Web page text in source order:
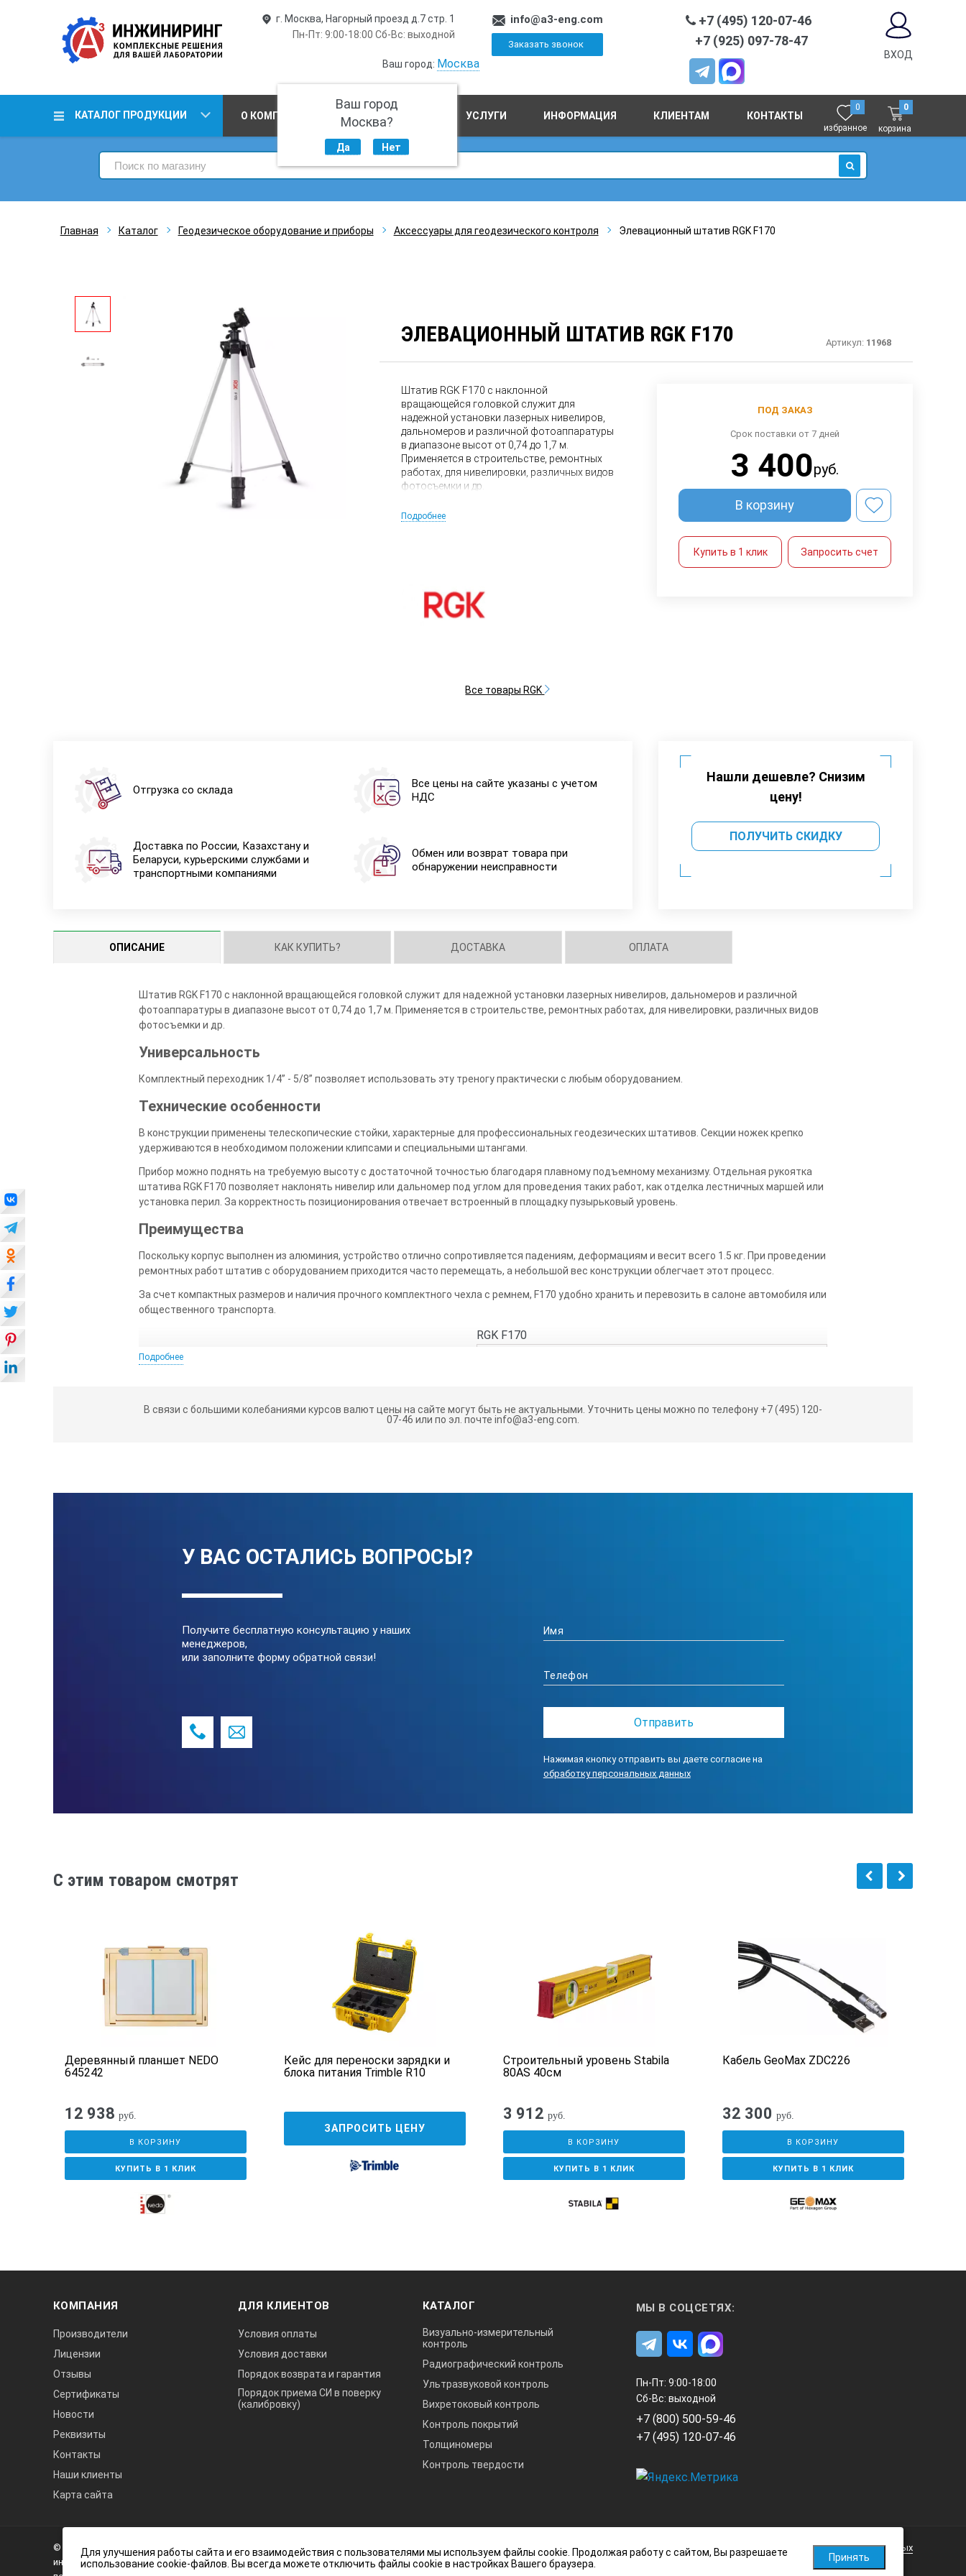
г. Москва, Нагорный проезд д.7 стр. 1
Пн-Пт: 9:00-18:00 Сб-Вс: выходной
Ваш город: Москва
Ваш город
Москва?
Да Нет
info@a3-eng.com
Заказать звонок
+7 (495) 120-07-46
+7 (925) 097-78-47
ВХОД
КАТАЛОГ ПРОДУКЦИИ О КОМПАНИИ ПРОИЗВОДСТВО УСЛУГИ ИНФОРМАЦИЯ КЛИЕНТАМ КОНТАКТЫ
0
избранное
0
корзина
ИСКАТЬ
Главная Каталог Геодезическое оборудование и приборы Аксессуары для геодезического контроля Элевационный штатив RGK F170
ЭЛЕВАЦИОННЫЙ ШТАТИВ RGK F170 Артикул: 11968
Штатив RGK F170 с наклонной
вращающейся головкой служит для
надежной установки лазерных нивелиров,
дальномеров и различной фотоаппаратуры
в диапазоне высот от 0,74 до 1,7 м.
Применяется в строительстве, ремонтных
работах, для нивелировки, различных видов
фотосъемки и др.
Подробнее
Все товары RGK
ПОД ЗАКАЗ
Срок поставки от 7 дней
3 400руб.
В корзину
Купить в 1 клик Запросить счет
Отгрузка со склада
Все цены на сайте указаны с учетом
НДС
Доставка по России, Казахстану и
Беларуси, курьерскими службами и
транспортными компаниями
Обмен или возврат товара при
обнаружении неисправности
Нашли дешевле? Снизим
цену!
ПОЛУЧИТЬ СКИДКУ
ОПИСАНИЕ КАК КУПИТЬ? ДОСТАВКА ОПЛАТА
Штатив RGK F170 с наклонной вращающейся головкой служит для надежной установки лазерных нивелиров, дальномеров и различной
фотоаппаратуры в диапазоне высот от 0,74 до 1,7 м. Применяется в строительстве, ремонтных работах, для нивелировки, различных видов
фотосъемки и др.
Универсальность
Комплектный переходник 1/4” - 5/8” позволяет использовать эту треногу практически с любым оборудованием.
Технические особенности
В конструкции применены телескопические стойки, характерные для профессиональных геодезических штативов. Секции ножек крепко
удерживаются в необходимом положении клипсами и специальными штангами.
Прибор можно поднять на требуемую высоту с достаточной точностью благодаря плавному подъемному механизму. Отдельная рукоятка
штатива RGK F170 позволяет наклонять нивелир или дальномер под углом для проведения таких работ, как отделка лестничных маршей или
установка перил. За корректность позиционирования отвечает встроенный в площадку пузырьковый уровень.
Преимущества
Поскольку корпус выполнен из алюминия, устройство отлично сопротивляется падениям, деформациям и весит всего 1.5 кг. При проведении
ремонтных работ штатив с оборудованием приходится часто перемещать, а небольшой вес конструкции облегчает этот процесс.
За счет компактных размеров и наличия прочного комплектного чехла с ремнем, F170 удобно хранить и перевозить в салоне автомобиля или
общественного транспорта.
RGK F170
Применение
от 0,74 до 1,7 м
Масса 1,5 кг
Подробнее
В связи с большими колебаниями курсов валют цены на сайте могут быть не актуальными. Уточнить цены можно по телефону +7 (495) 120-
07-46 или по эл. почте info@a3-eng.com.
У ВАС ОСТАЛИСЬ ВОПРОСЫ?
Получите бесплатную консультацию у наших
менеджеров,
или заполните форму обратной связи!
Нажимая кнопку отправить вы даете согласие на
обработку персональных данных
C этим товаром смотрят
Деревянный планшет NEDO
645242
12 938 руб.
В КОРЗИНУ
КУПИТЬ В 1 КЛИК
Кейс для переноски зарядки и
блока питания Trimble R10
ЗАПРОСИТЬ ЦЕНУ
Строительный уровень Stabila
80АS 40см
3 912 руб.
В КОРЗИНУ
КУПИТЬ В 1 КЛИК
Кабель GeoMax ZDC226
32 300 руб.
В КОРЗИНУ
КУПИТЬ В 1 КЛИК
КОМПАНИЯ
Производители
Лицензии
Отзывы
Сертификаты
Новости
Реквизиты
Контакты
Наши клиенты
Карта сайта
ДЛЯ КЛИЕНТОВ
Условия оплаты
Условия доставки
Порядок возврата и гарантия
Порядок приема СИ в поверку
(калибровку)
КАТАЛОГ
Визуально-измерительный
контроль
Радиографический контроль
Ультразвуковой контроль
Вихретоковый контроль
Контроль покрытий
Толщиномеры
Контроль твердости
МЫ В СОЦСЕТЯХ:
Пн-Пт: 9:00-18:00
Сб-Вс: выходной
+7 (800) 500-59-46
+7 (495) 120-07-46
Нагорный© 2026 А3 Инжиниринг Обращаем Ваше внимание на то, что данный интернет-сайт носит исключительно
информационный характер и ни при каких условиях не является публичной офертой, определяемой
Политика обработки персональных данных
Для улучшения работы сайта и его взаимодействия с пользователями мы используем файлы cookie. Продолжая работу с сайтом, Вы разрешаете
использование cookie-файлов. Вы всегда можете отключить файлы cookie в настройках Вашего браузера.
Принять